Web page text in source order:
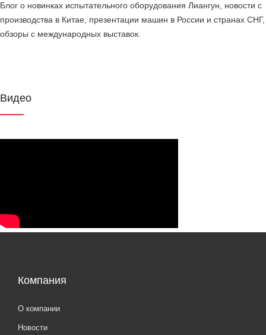
Блог о новинках испытательного оборудования Лиангун, новости с
производства в Китае, презентации машин в России и странах СНГ,
обзоры с международных выставок.
Видео
Компания
О компании
Новости